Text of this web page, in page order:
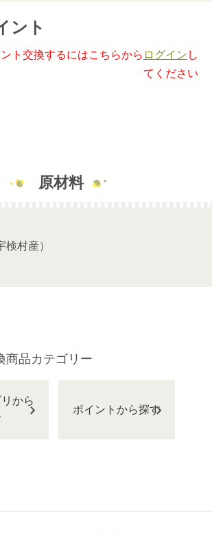
ント
ト交換するにはこちらから ログイン し
てください
原材料
村産）
商品カテゴリー
から
ポイントから探す